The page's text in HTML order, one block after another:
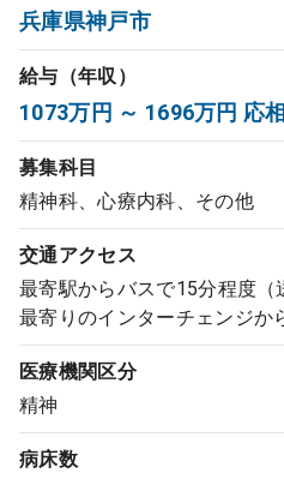
コンサルタント
成功事例
転職ノウハウ
受付時間 9:00 ～
0120-
クリニック開業
兵庫県神戸市
給与（年収）
1073万円 ～ 1696万円 応
募集科目
精神科、心療内科、その他
交通アクセス
最寄駅からバスで15分程度（
最寄りのインターチェンジか
医療機関区分
精神
病床数